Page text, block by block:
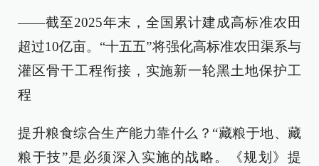
——截至2025年末，全国累计建成高标准农田
超过10亿亩。“十五五”将强化高标准农田渠系与
灌区骨干工程衔接，实施新一轮黑土地保护工
程
提升粮食综合生产能力靠什么？“藏粮于地、藏
粮于技”是必须深入实施的战略。《规划》提